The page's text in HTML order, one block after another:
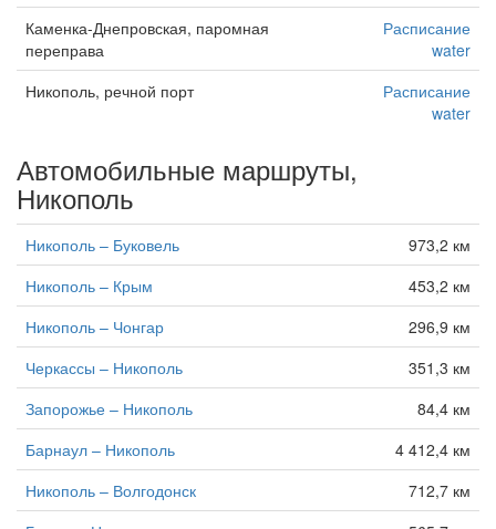
Каменка-Днепровская, паромная
переправа
Расписание
water
Никополь, речной порт
Расписание
water
Автомобильные маршруты,
Никополь
Никополь – Буковель
973,2 км
Никополь – Крым
453,2 км
Никополь – Чонгар
296,9 км
Черкассы – Никополь
351,3 км
Запорожье – Никополь
84,4 км
Барнаул – Никополь
4 412,4 км
Никополь – Волгодонск
712,7 км